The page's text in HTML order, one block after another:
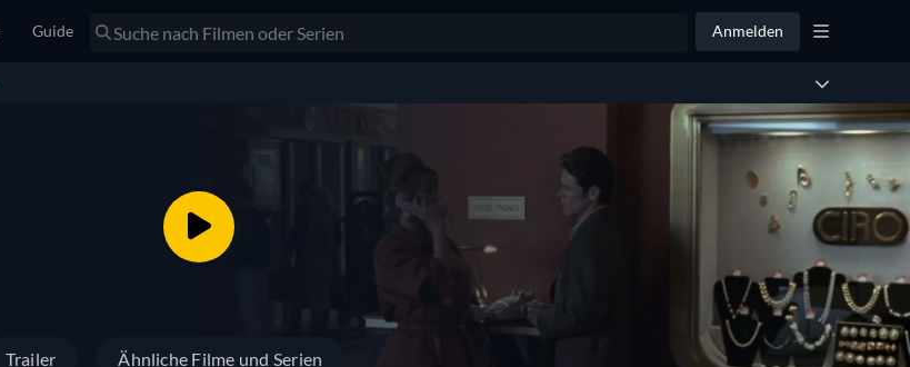
Guide Anmelden
Trailer Ähnliche Filme und Serien